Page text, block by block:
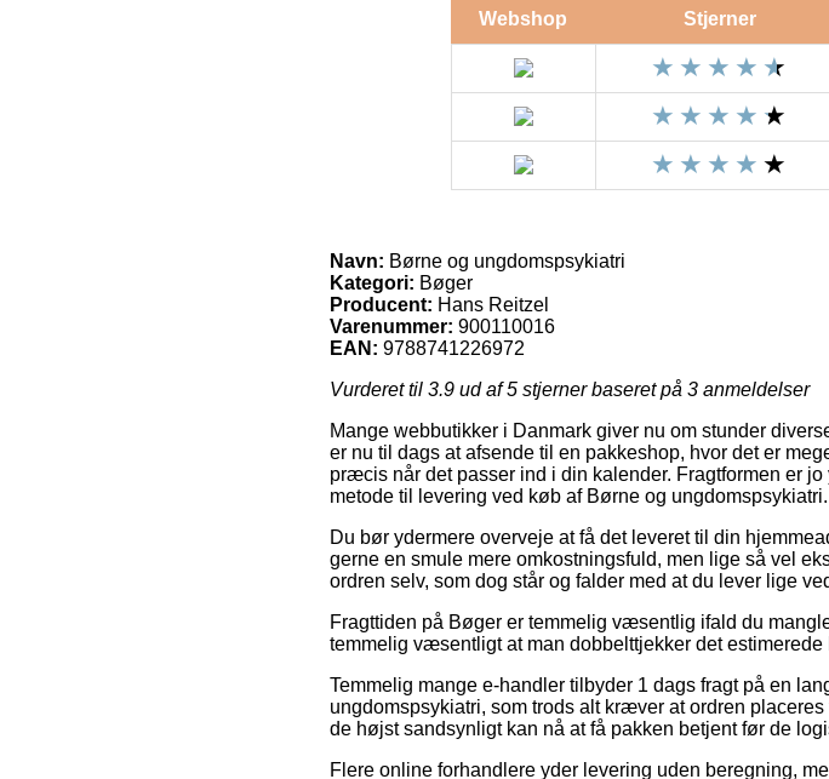
Webshop Stjerner
Navn: Børne og ungdomspsykiatri
Kategori: Bøger
Producent: Hans Reitzel
Varenummer: 900110016
EAN: 9788741226972
Vurderet til 3.9 ud af 5 stjerner baseret på 3 anmeldelser
Mange webbutikker i Danmark giver nu om stunder
er nu til dags at afsende til en pakkeshop, hvor det er
præcis når det passer ind i din kalender. Fragtformen er
metode til levering ved køb af Børne og ungdomspsykiatri.
Du bør ydermere overveje at få det leveret til din
gerne en smule mere omkostningsfuld, men lige så vel
ordren selv, som dog står og falder med at du lever lige
Fragttiden på Bøger er temmelig væsentlig ifald du
temmelig væsentligt at man dobbelttjekker det
Temmelig mange e-handler tilbyder 1 dags fragt på en
ungdomspsykiatri, som trods alt kræver at ordren
de højst sandsynligt kan nå at få pakken betjent før de
Flere online forhandlere yder levering uden beregning,